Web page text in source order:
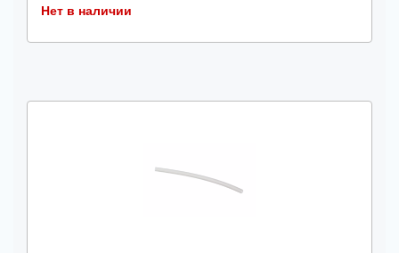
Нет в наличии